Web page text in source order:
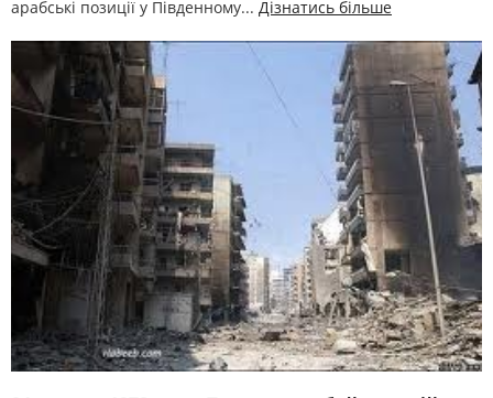
арабські позиції у Південному... Дізнатись більше